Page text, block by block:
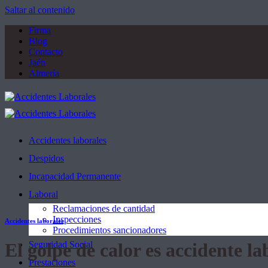
Saltar al contenido
Firma
Blog
Contacto
Jaén
Almería
Accidentes laborales
Despidos
Incapacidad Permanente
Laboral
Reclamaciones de cantidad
Inspecciones
Procedimientos sancionadores
Seguridad Social
Prestaciones
Accidentes laborales
El golpe de calor es accidente